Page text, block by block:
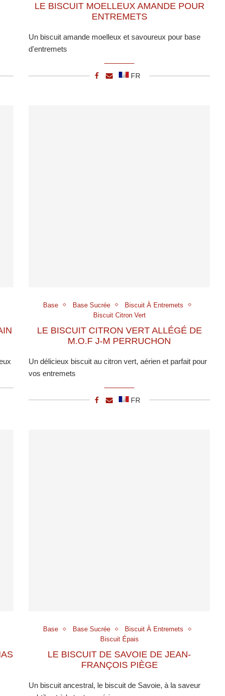
LE BISCUIT MOELLEUX AMANDE POUR
ENTREMETS
Un biscuit amande moelleux et savoureux pour base
d'entremets
FR
Base Base Sucrée
Biscuit À Entremets
Biscuit Citron Vert
LE BISCUIT CITRON VERT ALLÉGÉ DE
M.O.F J-M PERRUCHON
Un délicieux biscuit au citron vert, aérien et parfait pour
vos entremets
FR
Base Base Sucrée
Biscuit À Entremets
Biscuit Épais
LE BISCUIT DE SAVOIE DE JEAN-
FRANÇOIS PIÈGE
Un biscuit ancestral, le biscuit de Savoie, à la saveur